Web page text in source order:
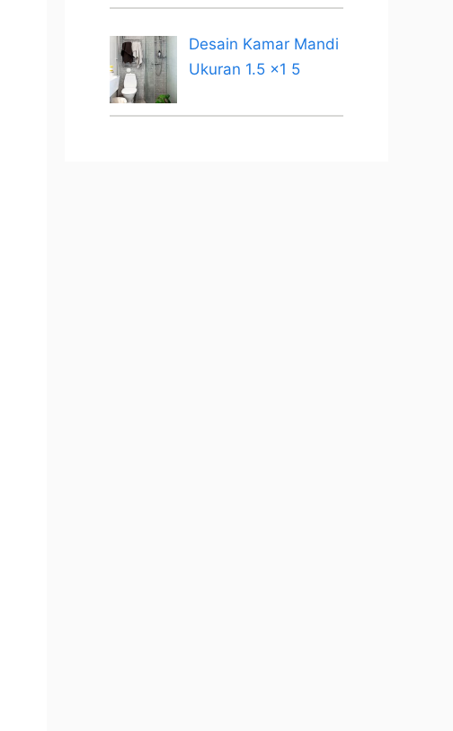
Desain Kamar Mandi
Ukuran 1.5 x1 5